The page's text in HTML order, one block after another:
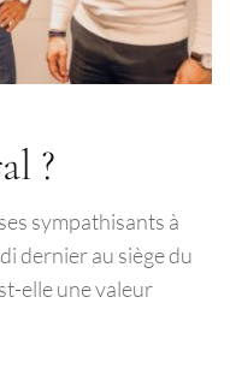
?
sympathisants à
dernier au siège du
elle une valeur